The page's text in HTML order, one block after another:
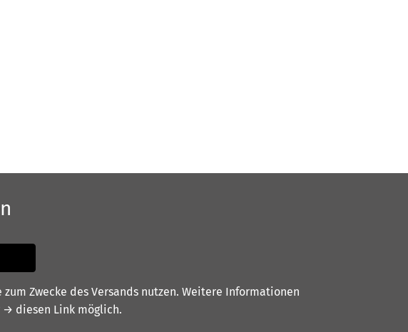
Zwecke des Versands nutzen. Weitere Informationen
→ diesen Link möglich.